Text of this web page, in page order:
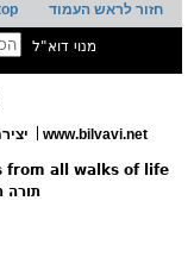
חזור לראש העמוד
מנוי דוא"ל
www.bilvavi.net
from all walks of life
תורה